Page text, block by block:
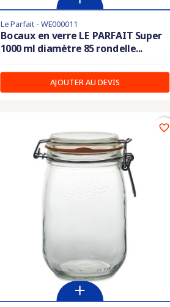
Le Parfait - WE000011
Bocaux en verre LE PARFAIT Super
1000 ml diamètre 85 rondelle...
AJOUTER AU DEVIS
favorite_border